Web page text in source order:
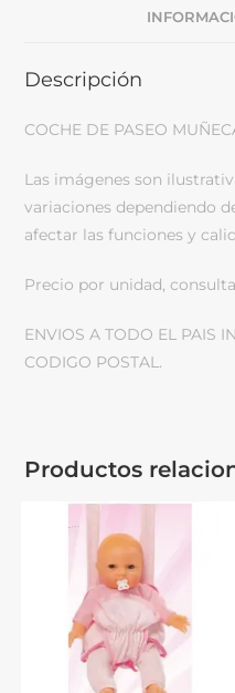
Descripción
COCHE DE PASEO
Las imágenes son
variaciones dependiendo
afectar las funciones y
Precio por unidad,
ENVIOS A TODO EL PAIS
CODIGO POSTAL.
Productos